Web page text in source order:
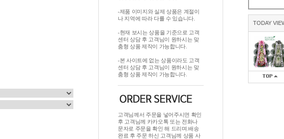
TODAY
-제품 이미지와 실제 상품은 계절이
나 지역에 따라 다를 수 있습니다.
-현재 보시는 상품을 기준으로 고객
센터 상담 후 고객님이 원하시는 맞
춤형 상품 제작이 가능합니다.
-본 사이트에 없는 상품이라도 고객
센터 상담 후 고객님이 원하시는 맞
춤형 상품 제작이 가능합니다.
고객님께서 주문을 넣어주시면 확인
후 고객님께 카카오톡 또는 전화나
문자로 주문을 확인 해 드리며.배송
완료 후 주문 하신 고객님께 상품 사